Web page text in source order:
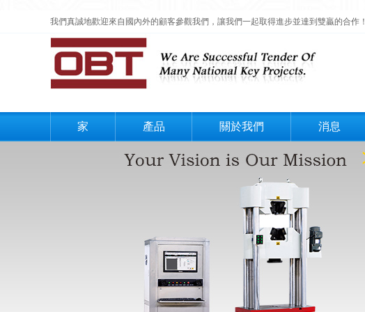
我們真誠地歡迎來自國內外的顧客參觀我們，讓我們一起取得進步並達到雙贏的合作！
家 產品 關於我們 消息